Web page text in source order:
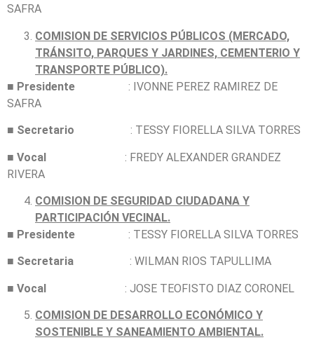
SAFRA
COMISION DE SERVICIOS PÚBLICOS (MERCADO,
TRÁNSITO, PARQUES Y JARDINES, CEMENTERIO Y
TRANSPORTE PÚBLICО).
■ Presidente : IVONNE PEREZ RAMIREZ DE
SAFRA
■ Secretario : TESSY FIORELLA SILVA TORRES
■ Vocal : FREDY ALEXANDER GRANDEZ
RIVERA
COMISION DE SEGURIDAD CIUDADANA Y
PARTICIPACIÓN VECINAL.
■ Presidente : TESSY FIORELLA SILVA TORRES
■ Secretaria : WILMAN RIOS TAPULLIMA
■ Vocal : JOSE TEOFISTO DIAZ CORONEL
COMISION DE DESARROLLO ECONÓMICO Y
SOSTENIBLE Y SANEAMIENTO AMBIENTAL.